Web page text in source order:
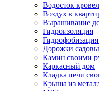
Водосток
Воздух в
Выращивание
Гидроизоляция
Дорожки
Камин своими
Каркасный дом
Кладка печи
Крыша из